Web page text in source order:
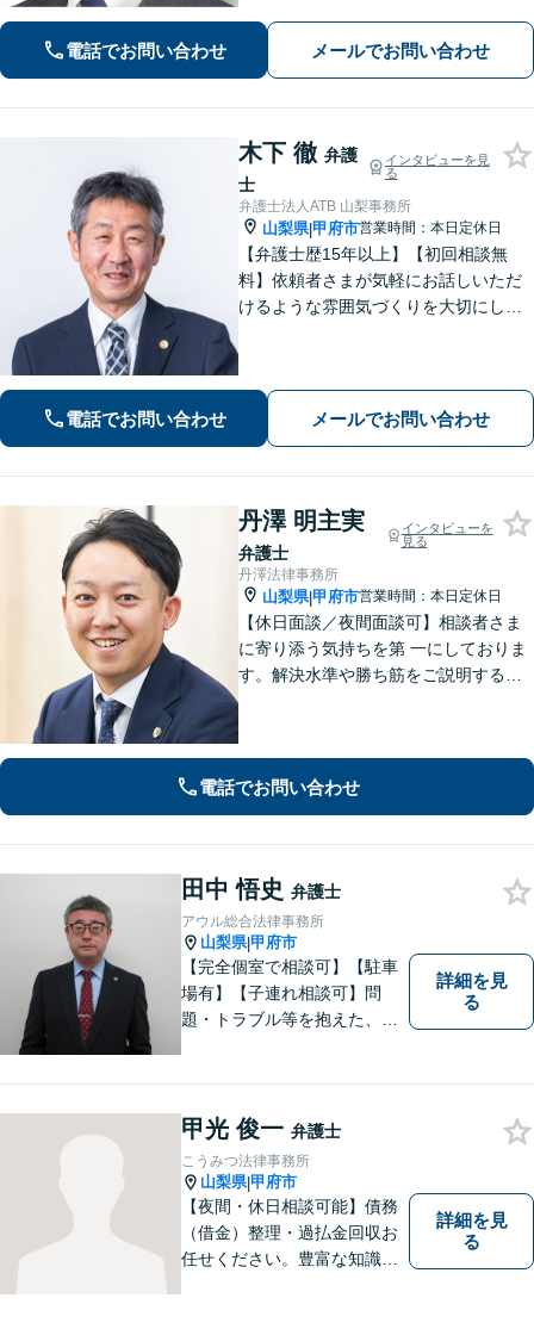
示談交渉【法テラス相談利用可※事件
電話でお問い合わせ メールでお問い合わせ
木下 徹 弁護
士
インタビューを見
る
弁護士法人ATB 山梨事務所
山梨県|甲府市営業時間：本日定休日
【弁護士歴15年以上】【初回相談無
料】依頼者さまが気軽にお話しいただ
けるような雰囲気づくりを大切にして
い。【電話・メール・WEB相談可】
電話でお問い合わせ メールでお問い合わせ
丹澤 明主実
弁護士
インタビューを
見る
丹澤法律事務所
山梨県|甲府市営業時間：本日定休日
【休日面談／夜間面談可】相談者さま
に寄り添う気持ちを第 一にしておりま
す。解決水準や勝ち筋をご説明する際
電話でお問い合わせ
田中 悟史 弁護士
アウル総合法律事務所
山梨県|甲府市
【完全個室で相談可】【駐車
場有】【子連れ相談可】問
題・トラブル等を抱えた、ま
分析し、解決に向けてどのよ
うな方法・手段を取ることが
良いのか等を助言させていた
だきます。
詳細を見
る
甲光 俊一 弁護士
こうみつ法律事務所
山梨県|甲府市
【夜間・休日相談可能】債務
（借金）整理・過払金回収お
任せください。豊富な知識・
詳細を見
る